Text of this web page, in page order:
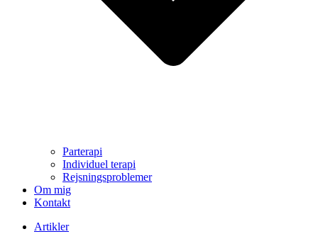
Parterapi
Individuel terapi
Rejsningsproblemer
Om mig
Kontakt
Artikler